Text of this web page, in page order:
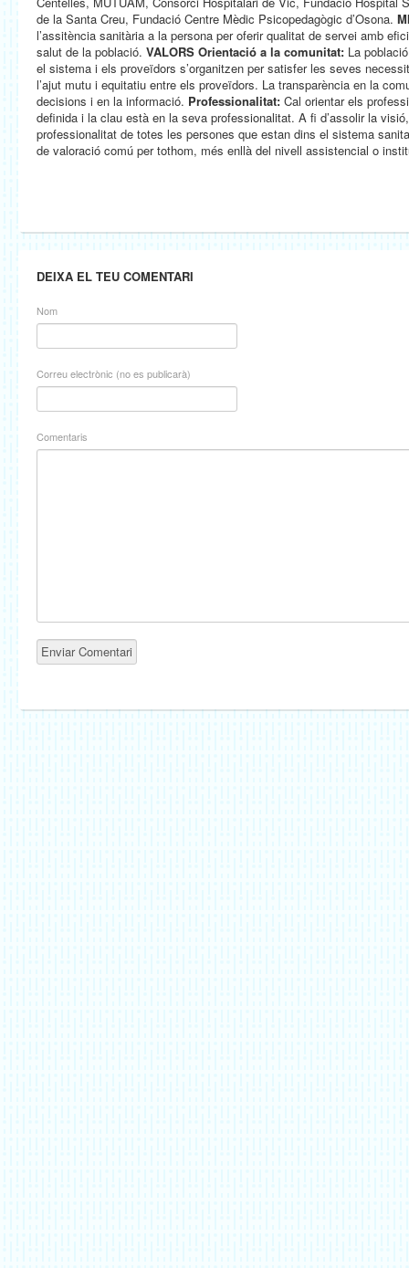
de la Santa Creu, Fundació Centre Mèdic Psicopedagògic d’Osona.
l’assitència sanitària a la persona per oferir qualitat de servei amb
salut de la població. VALORS Orientació a la comunitat: La
el sistema i els proveïdors s’organitzen per satisfer les seves
l’ajut mutu i equitatiu entre els proveïdors. La transparència en la
decisions i en la informació. Professionalitat: Cal orientar els
definida i la clau està en la seva professionalitat. A fi d’assolir la
professionalitat de totes les persones que estan dins el sistema
de valoració comú per tothom, més enllà del nivell assistencial o
DEIXA EL TEU COMENTARI
Nom
Correu electrònic (no es publicarà)
Comentaris